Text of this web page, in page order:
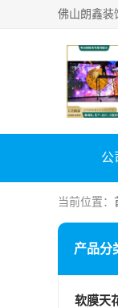
公
当前位置：
产品分
软膜天